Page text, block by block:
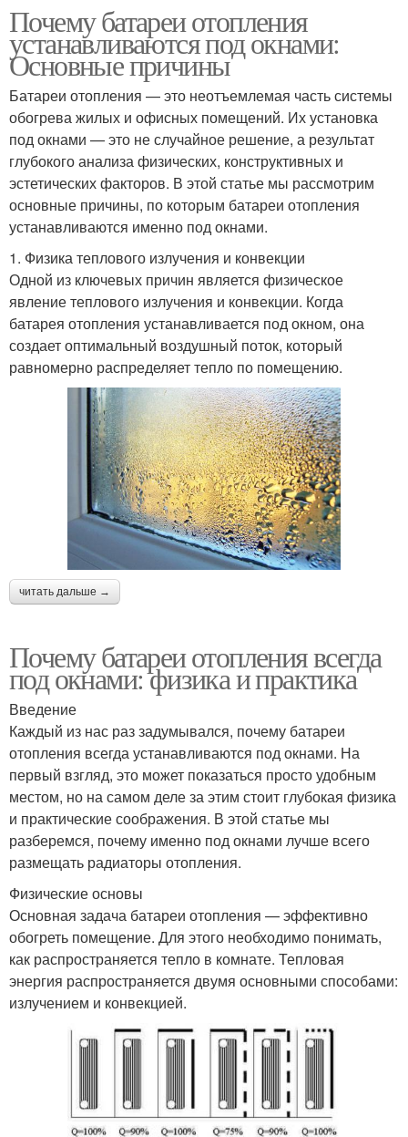
Почему батареи отопления
устанавливаются под окнами:
Основные причины
Батареи отопления — это неотъемлемая часть системы
обогрева жилых и офисных помещений. Их установка
под окнами — это не случайное решение, а результат
глубокого анализа физических, конструктивных и
эстетических факторов. В этой статье мы рассмотрим
основные причины, по которым батареи отопления
устанавливаются именно под окнами.
1. Физика теплового излучения и конвекции
Одной из ключевых причин является физическое
явление теплового излучения и конвекции. Когда
батарея отопления устанавливается под окном, она
создает оптимальный воздушный поток, который
равномерно распределяет тепло по помещению.
читать дальше →
Почему батареи отопления всегда
под окнами: физика и практика
Введение
Каждый из нас раз задумывался, почему батареи
отопления всегда устанавливаются под окнами. На
первый взгляд, это может показаться просто удобным
местом, но на самом деле за этим стоит глубокая физика
и практические соображения. В этой статье мы
разберемся, почему именно под окнами лучше всего
размещать радиаторы отопления.
Физические основы
Основная задача батареи отопления — эффективно
обогреть помещение. Для этого необходимо понимать,
как распространяется тепло в комнате. Тепловая
энергия распространяется двумя основными способами:
излучением и конвекцией.